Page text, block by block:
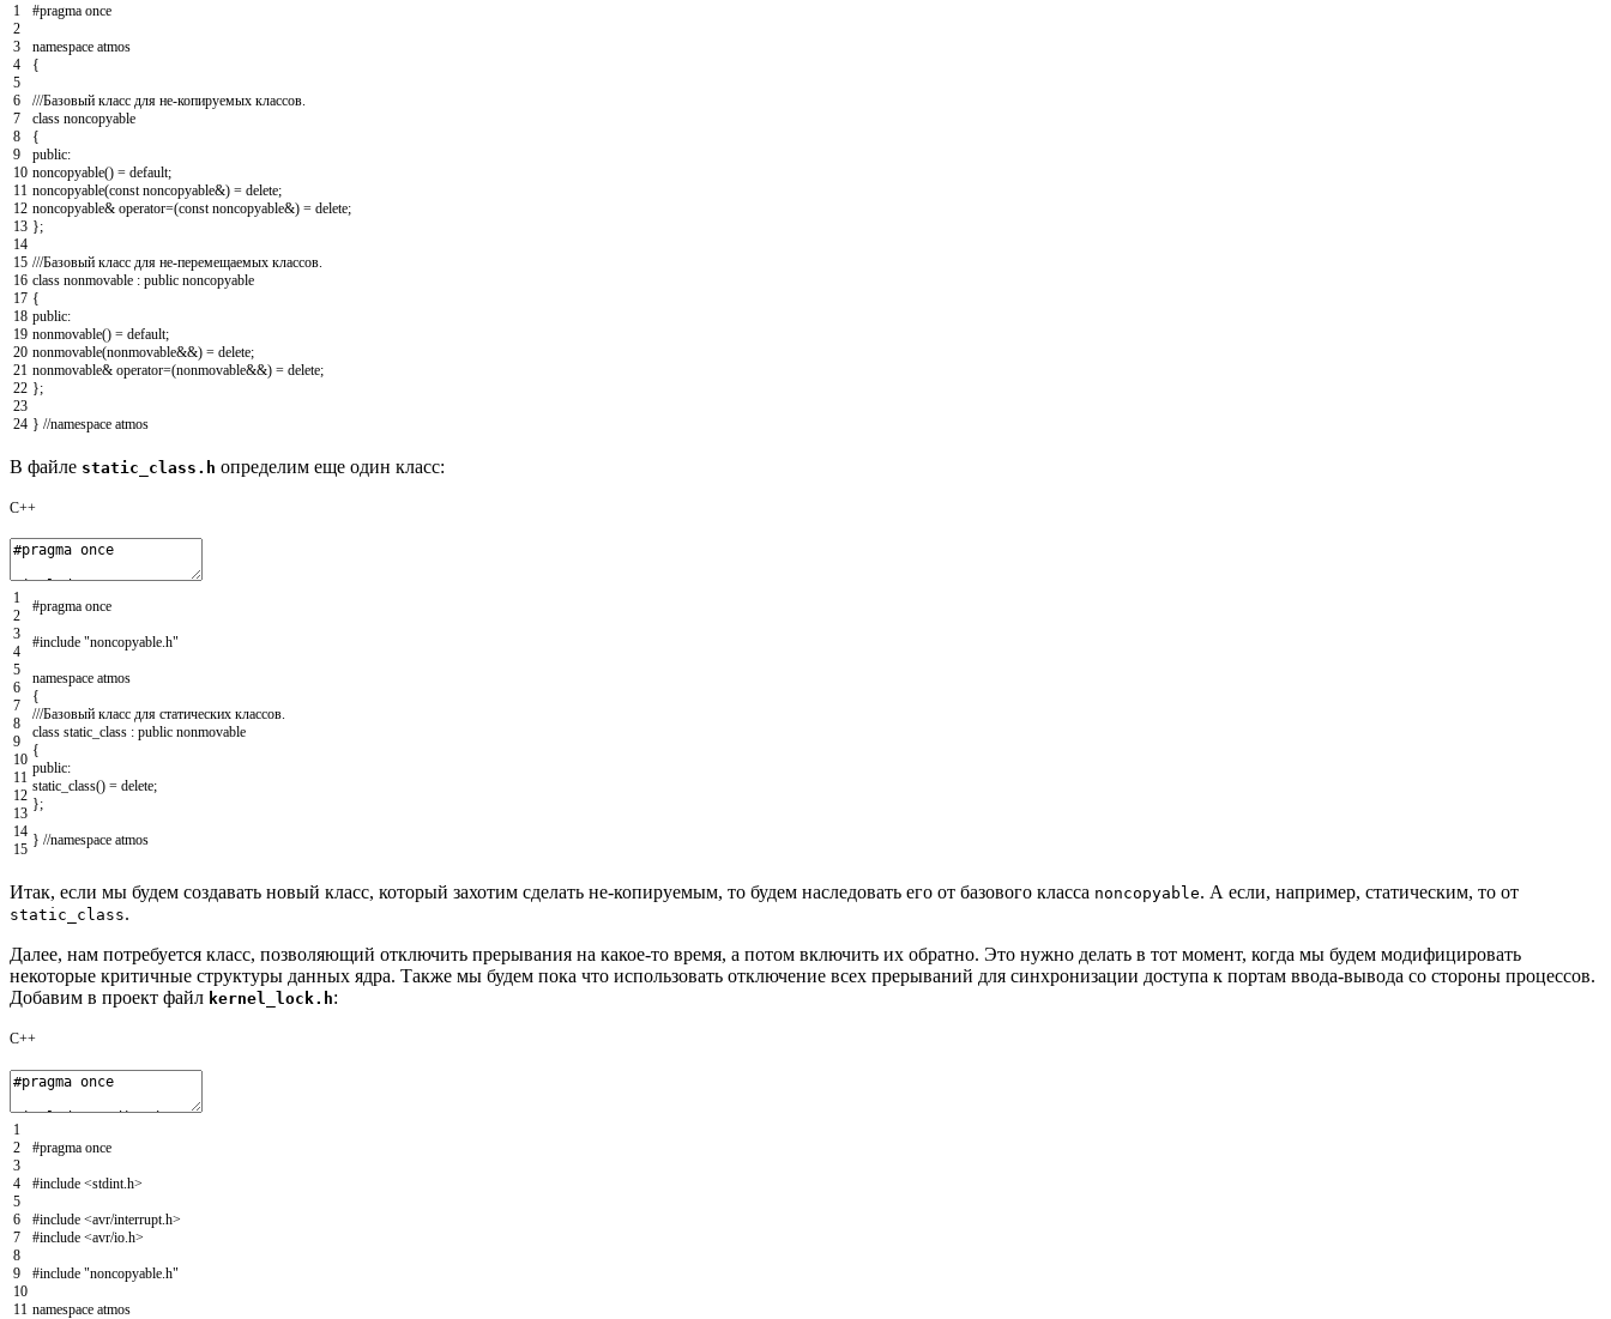
1
2
3
4
5
6
7
8
9
10
11
12
13
14
15
16
17
18
19
20
21
22
23
24
#pragma once
namespace atmos
{
///Базовый класс для не-копируемых классов.
class noncopyable
{
public:
noncopyable() = default;
noncopyable(const noncopyable&) = delete;
noncopyable& operator=(const noncopyable&) = delete;
};
///Базовый класс для не-перемещаемых классов.
class nonmovable : public noncopyable
{
public:
nonmovable() = default;
nonmovable(nonmovable&&) = delete;
nonmovable& operator=(nonmovable&&) = delete;
};
} //namespace atmos
В файле static_class.h определим еще один класс:
C++
1
2
3
4
5
6
7
8
9
10
11
12
13
14
15
#pragma once
#include "noncopyable.h"
namespace atmos
{
///Базовый класс для статических классов.
class static_class : public nonmovable
{
public:
static_class() = delete;
};
} //namespace atmos
Итак, если мы будем создавать новый класс, который захотим сделать не-копируемым, то будем наследовать его от базового класса noncopyable. А если, например, статическим, то от
static_class.
Далее, нам потребуется класс, позволяющий отключить прерывания на какое-то время, а потом включить их обратно. Это нужно делать в тот момент, когда мы будем модифицировать
некоторые критичные структуры данных ядра. Также мы будем пока что использовать отключение всех прерываний для синхронизации доступа к портам ввода-вывода со стороны процессов.
Добавим в проект файл kernel_lock.h:
C++
1
2
3
4
5
6
7
8
9
10
11
#pragma once
#include <stdint.h>
#include <avr/interrupt.h>
#include <avr/io.h>
#include "noncopyable.h"
namespace atmos